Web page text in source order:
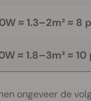
≈ 1.3–2m² ≈ 8
≈ 1.8–3m² ≈
ongeveer de